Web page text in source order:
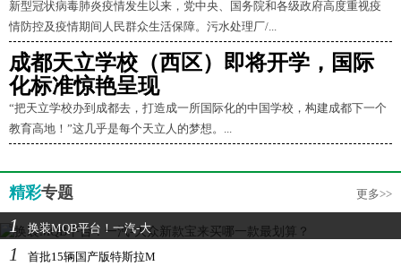
新型冠状病毒肺炎疫情发生以来，党中央、国务院和各级政府高度重视疫
情防控及疫情期间人民群众生活保障。污水处理厂/...
成都天立学校（西区）即将开学，国际
化标准惊艳呈现
“把天立学校办到成都去，打造成一所国际化的中国学校，构建成都下一个
教育高地！”这几乎是每个天立人的梦想。...
精彩专题 更多>>
1 换装MQB平台！一汽-大
1 首批15辆国产版特斯拉M